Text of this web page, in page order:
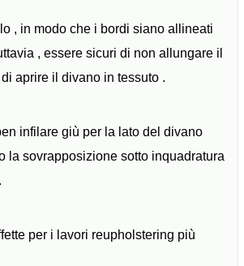
, in modo che i bordi siano allineati
, essere sicuri di non allungare il
aprire il divano in tessuto .
infilare giù per la lato del divano
la sovrapposizione sotto inquadratura
per i lavori reupholstering più